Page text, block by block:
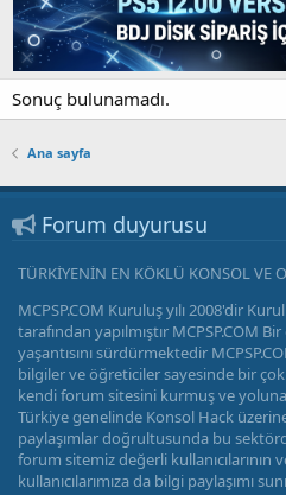
Sonuç bulunamadı.
Ana sayfa
Forum duyurusu
TÜRKİYENİN EN KÖKLÜ KONSOL VE
MCPSP.COM Kuruluş yılı 2008'dir
tarafından yapılmıştır MCPSP.COM
yaşantısını sürdürmektedir
bilgiler ve öğreticiler sayesinde bir
kendi forum sitesini kurmuş ve
Türkiye genelinde Konsol Hack
paylaşımlar doğrultusunda bu
forum sitemiz değerli kullanıcılarının
kullanıcılarımıza da bilgi paylaşımı